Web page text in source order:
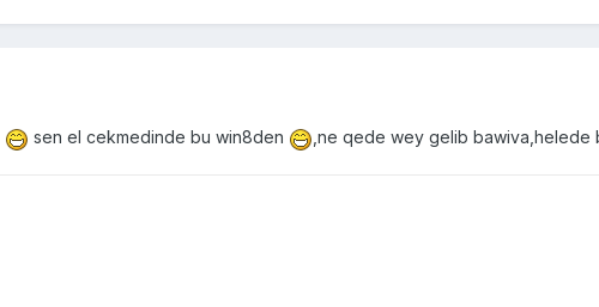
sen el cekmedinde bu win8den ,ne qede wey gelib bawiva,helede